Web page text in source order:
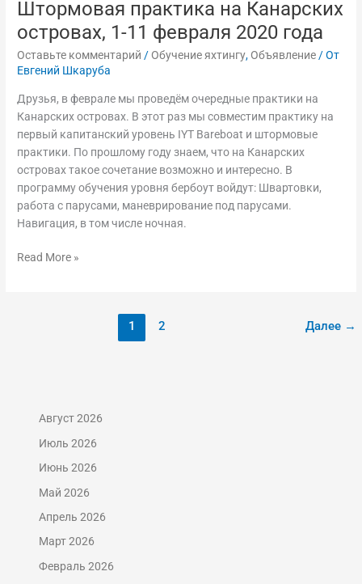
Штормовая практика на Канарских
островах, 1-11 февраля 2020 года
Оставьте комментарий / Обучение яхтингу, Объявление/ От
Евгений Шкаруба
Друзья, в феврале мы проведём очередные практики на
Канарских островах. В этот раз мы совместим практику на
первый капитанский уровень IYT Bareboat и штормовые
практики. По прошлому году знаем, что на Канарских
островах такое сочетание возможно и интересно. В
программу обучения уровня бербоут войдут: Швартовки,
работа с парусами, маневрирование под парусами.
Навигация, в том числе ночная.
Read More »
1 2 Далее →
Август 2026
Июль 2026
Июнь 2026
Май 2026
Апрель 2026
Март 2026
Февраль 2026